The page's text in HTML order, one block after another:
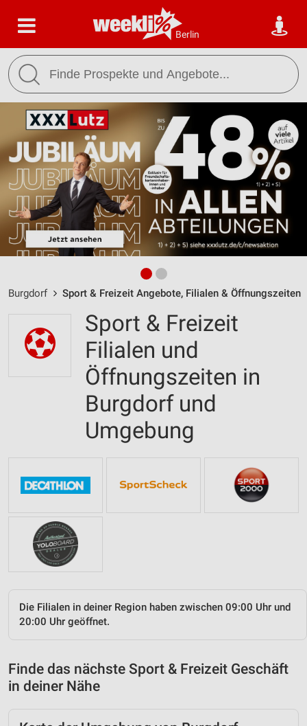
Berlin
Burgdorf Sport & Freizeit Angebote, Filialen & Öffnungszeiten
Sport & Freizeit
Filialen und
Öffnungszeiten in
Burgdorf und
Umgebung
Die Filialen in deiner Region haben zwischen 09:00 Uhr und
20:00 Uhr geöffnet.
Finde das nächste Sport & Freizeit Geschäft
in deiner Nähe